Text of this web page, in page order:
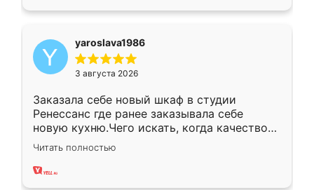
yaroslava1986
3 августа 2026
Заказала себе новый шкаф в студии
Ренессанс где ранее заказывала себе
новую кухню.Чего искать, когда качеством
вполне довольна. Служит кухня уже почти
два года, нареканий нет.
Читать полностью